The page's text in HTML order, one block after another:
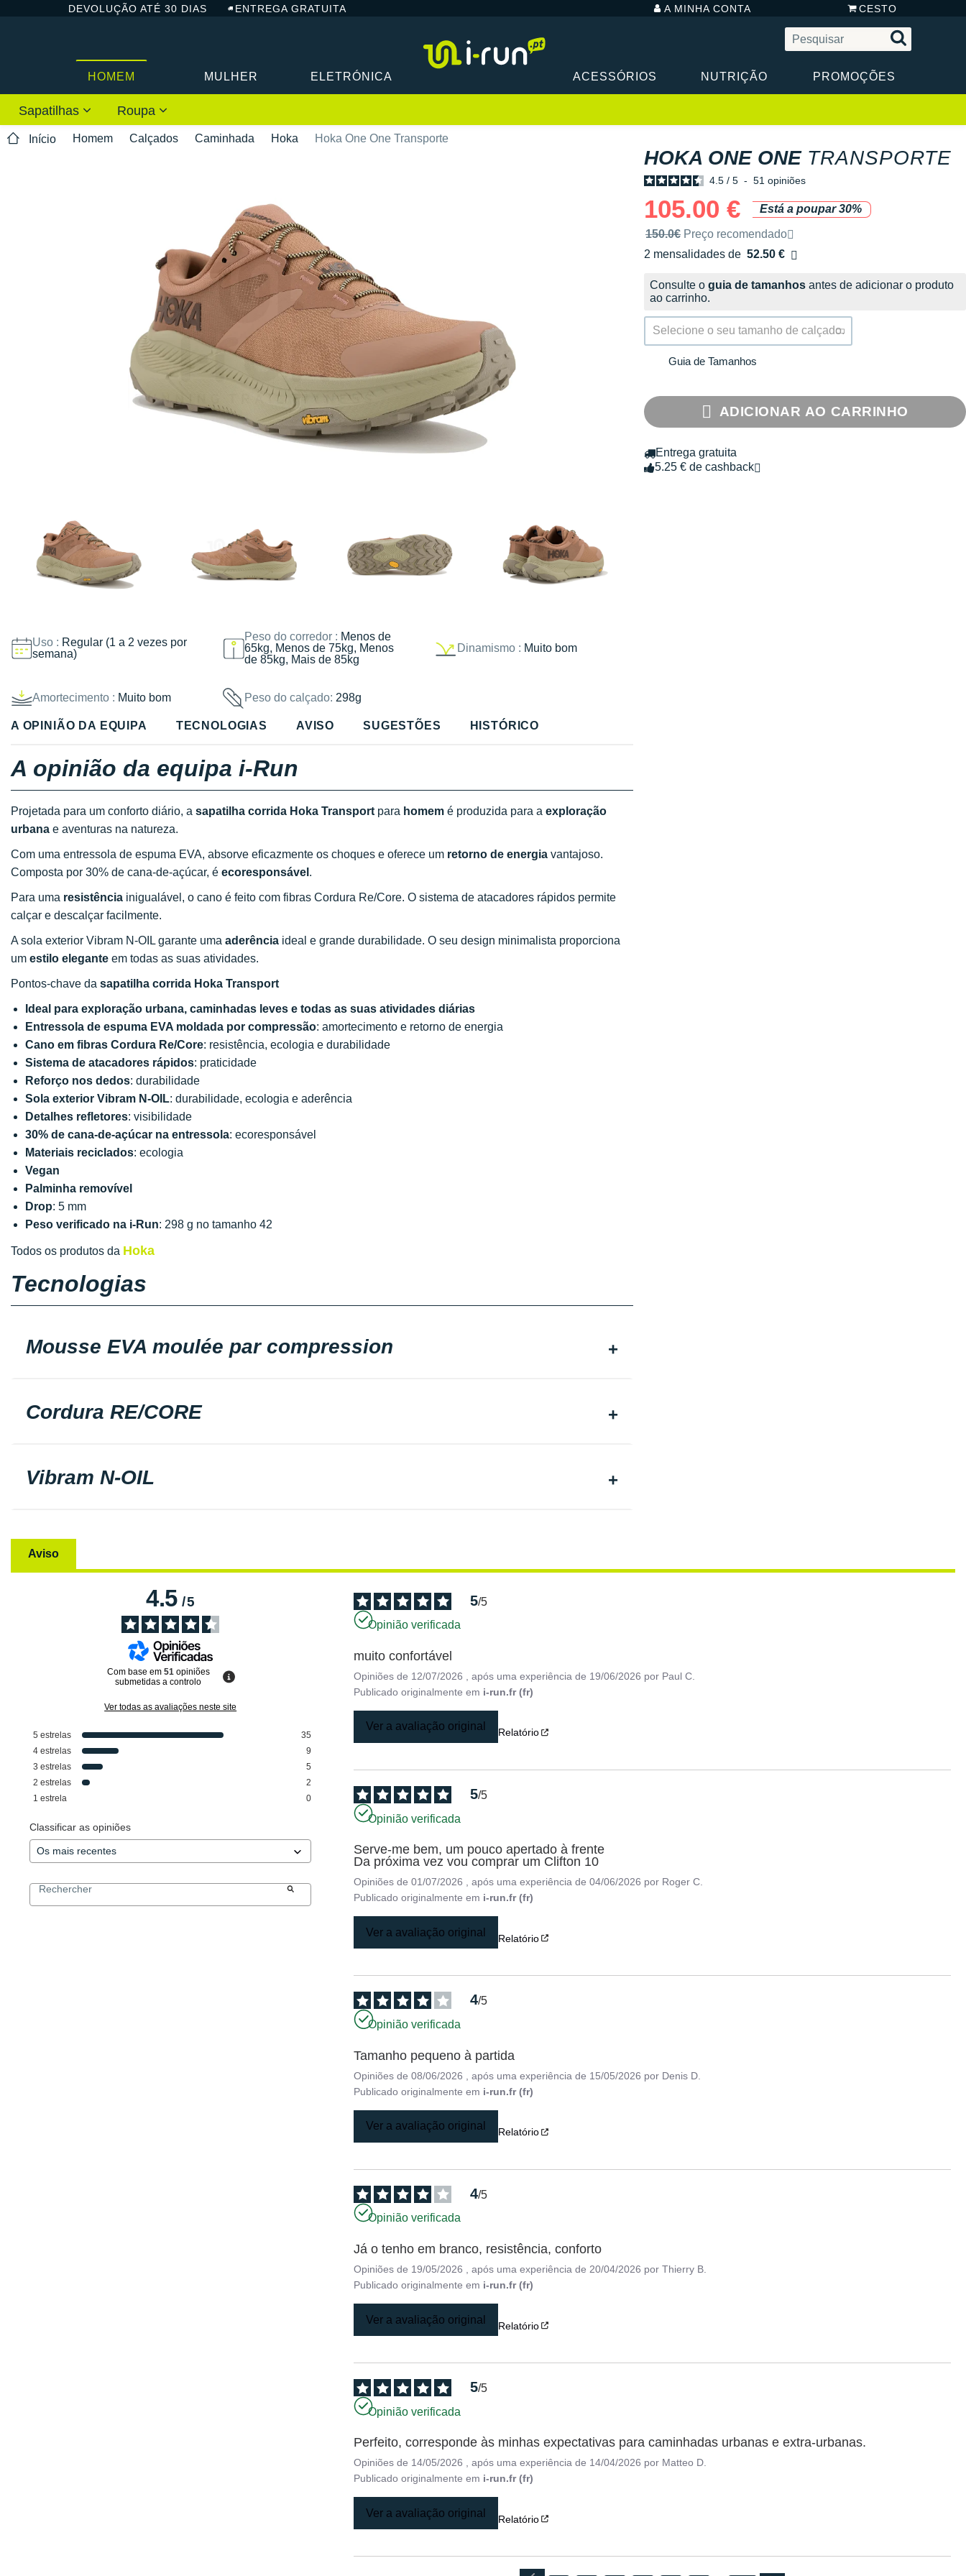
DEVOLUÇÃO ATÉ 30 DIAS ENTREGA GRATUITA A MINHA CONTA CESTO
HOMEM MULHER ELETRÓNICA ACESSÓRIOS NUTRIÇÃO PROMOÇÕES
Sapatilhas Roupa
Início Homem Calçados Caminhada Hoka Hoka One One Transporte
Uso : Regular (1 a 2 vezes por
semana)
Peso do corredor : Menos de
65kg, Menos de 75kg, Menos
de 85kg, Mais de 85kg
Dinamismo : Muito bom
Amortecimento : Muito bom Peso do calçado: 298g
HOKA ONE ONE TRANSPORTE
4.5 / 5 - 51 opiniões
105.00 €
Está a poupar 30%
Preço de venda recomendado pela marca
150.0€ Preço recomendado
2 mensalidades de 52.50 €
sem custos
Consulte o guia de tamanhos antes de adicionar o produto
ao carrinho.
Selecione o seu tamanho de calçado.
Guia de Tamanhos
ADICIONAR AO CARRINHO
Entrega gratuita
5.25 € de cashback
A OPINIÃO DA EQUIPA TECNOLOGIAS AVISO SUGESTÕES HISTÓRICO
A opinião da equipa i-Run
Projetada para um conforto diário, a sapatilha corrida Hoka Transport para homem é produzida para a exploração
urbana e aventuras na natureza.
Com uma entressola de espuma EVA, absorve eficazmente os choques e oferece um retorno de energia vantajoso.
Composta por 30% de cana-de-açúcar, é ecoresponsável .
Para uma resistência inigualável, o cano é feito com fibras Cordura Re/Core. O sistema de atacadores rápidos permite
calçar e descalçar facilmente.
A sola exterior Vibram N-OIL garante uma aderência ideal e grande durabilidade. O seu design minimalista proporciona
um estilo elegante em todas as suas atividades.
Pontos-chave da sapatilha corrida Hoka Transport
Ideal para exploração urbana, caminhadas leves e todas as suas atividades diárias
Entressola de espuma EVA moldada por compressão: amortecimento e retorno de energia
Cano em fibras Cordura Re/Core: resistência, ecologia e durabilidade
Sistema de atacadores rápidos: praticidade
Reforço nos dedos: durabilidade
Sola exterior Vibram N-OIL: durabilidade, ecologia e aderência
Detalhes refletores: visibilidade
30% de cana-de-açúcar na entressola: ecoresponsável
Materiais reciclados: ecologia
Vegan
Palminha removível
Drop: 5 mm
Peso verificado na i-Run: 298 g no tamanho 42
Todos os produtos da Hoka
Tecnologias
Mousse EVA moulée par compression
Cordura RE/CORE
Vibram N-OIL
Aviso
4.5/5
Com base em 51 opiniões
submetidas a controlo
Ver todas as avaliações neste site
5 estrelas
35
4 estrelas
9
3 estrelas
5
2 estrelas
2
1 estrela 0
Classificar as opiniões
5/5
Opinião verificada
muito confortável
Opiniões de 12/07/2026 , após uma experiência de 19/06/2026 por Paul C.
Publicado originalmente em i-run.fr (fr)
Ver a avaliação original Relatório
5/5
Opinião verificada
Serve-me bem, um pouco apertado à frente
Da próxima vez vou comprar um Clifton 10
Opiniões de01/07/2026 , após uma experiência de04/06/2026 por Roger C.
Publicado originalmente em i-run.fr (fr)
Ver a avaliação original Relatório
4/5
Opinião verificada
Tamanho pequeno à partida
Opiniões de08/06/2026 , após uma experiência de 15/05/2026 por Denis D.
Publicado originalmente em i-run.fr (fr)
Ver a avaliação original Relatório
4/5
Opinião verificada
Já o tenho em branco, resistência, conforto
Opiniões de 19/05/2026 , após uma experiência de 20/04/2026 porThierry B.
Publicado originalmente em i-run.fr (fr)
Ver a avaliação original Relatório
5/5
Opinião verificada
Perfeito, corresponde às minhas expectativas para caminhadas urbanas e extra-urbanas.
Opiniões de 14/05/2026 , após uma experiência de 14/04/2026 por Matteo D.
Publicado originalmente em i-run.fr (fr)
Ver a avaliação original Relatório